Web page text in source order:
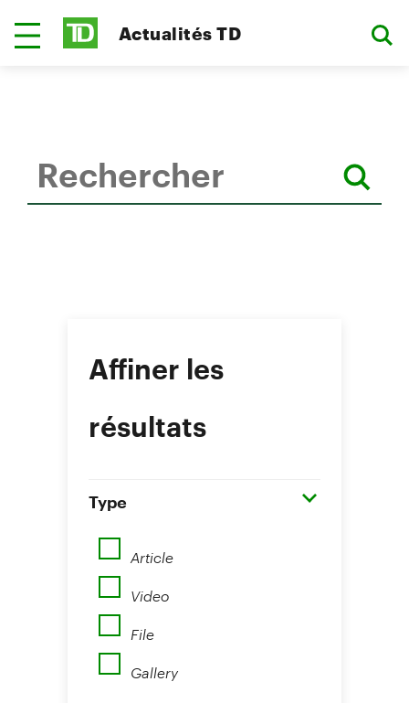
Actualités TD
Affiner les
résultats
Type
Article
Video
File
Gallery